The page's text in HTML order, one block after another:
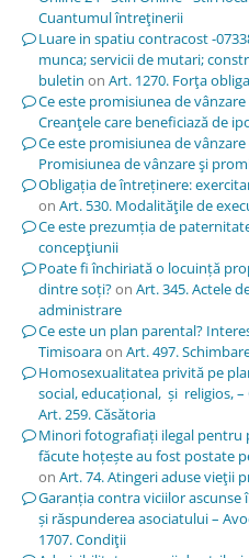
Cuantumul întreţinerii
Luare in spatiu contracost -
munca; servicii de mutari;
buletin on Art. 1270. Forţa
Ce este promisiunea de
Creanţele care beneficiază de
Ce este promisiunea de
Promisiunea de vânzare şi
Obligația de întreținere:
on Art. 530. Modalităţile de
Ce este prezumția de
concepţiunii
Poate fi închiriată o locuință
dintre soți?on Art. 345. Actele
administrare
Ce este un plan parental?
Timisoaraon Art. 497.
Homosexualitatea privită pe
social, educațional, și religios, –
Art. 259. Căsătoria
Minori fotografiați ilegal pentru
făcute hoțește au fost postate
on Art. 74. Atingeri aduse vieţii
Garanția contra viciilor
și răspunderea asociatului –
1707. Condiţii